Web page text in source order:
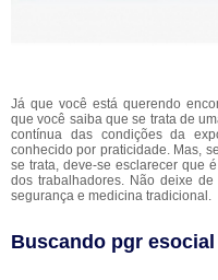
Já que você está querendo
que você saiba que se trata de
contínua das condições da
conhecido por praticidade. Mas,
se trata, deve-se esclarecer que
dos trabalhadores. Não deixe
segurança e medicina tradicional.
Buscando pgr